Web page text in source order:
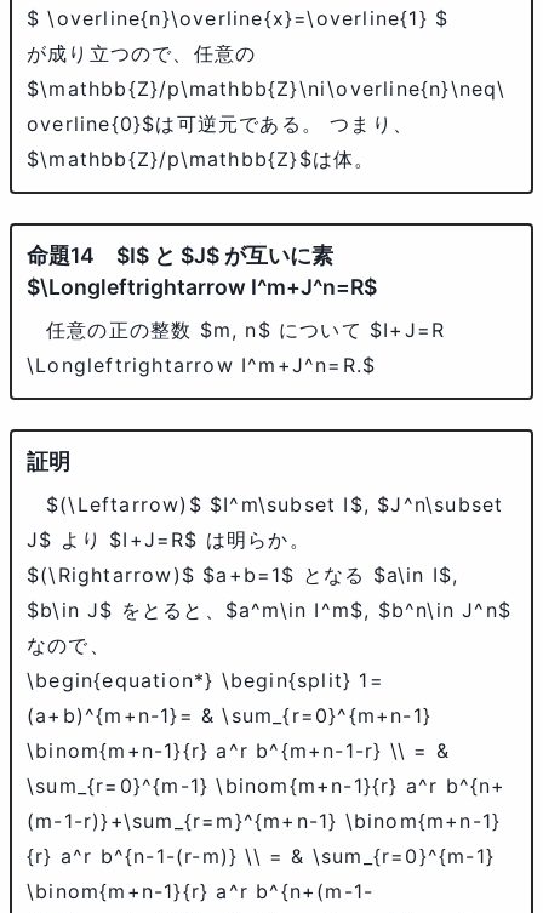
$ \overline{n}\overline{x}=\overline{1} $
が成り立つので、任意の
$\mathbb{Z}/p\mathbb{Z}\ni\overline{n}\neq\
overline{0}$は可逆元である。 つまり、
$\mathbb{Z}/p\mathbb{Z}$は体。
$I$と $J$が互いに素
$\Longleftrightarrow I^m+J^n=R$
任意の正の整数 $m, n$ について $I+J=R
\Longleftrightarrow I^m+J^n=R.$
$(\Leftarrow)$ $I^m\subset I$, $J^n\subset
J$ より $I+J=R$ は明らか。
$(\Rightarrow)$ $a+b=1$ となる $a\in I$,
$b\in J$ をとると、 $a^m\in I^m$, $b^n\in J^n$
なので、
\begin{equation*} \begin{split} 1=
(a+b)^{m+n-1}= & \sum_{r=0}^{m+n-1}
\binom{m+n-1}{r} a^r b^{m+n-1-r} \\ = &
\sum_{r=0}^{m-1} \binom{m+n-1}{r} a^r b^{n+
(m-1-r)}+\sum_{r=m}^{m+n-1} \binom{m+n-1}
{r} a^r b^{n-1-(r-m)} \\ = & \sum_{r=0}^{m-1}
\binom{m+n-1}{r} a^r b^{n+(m-1-